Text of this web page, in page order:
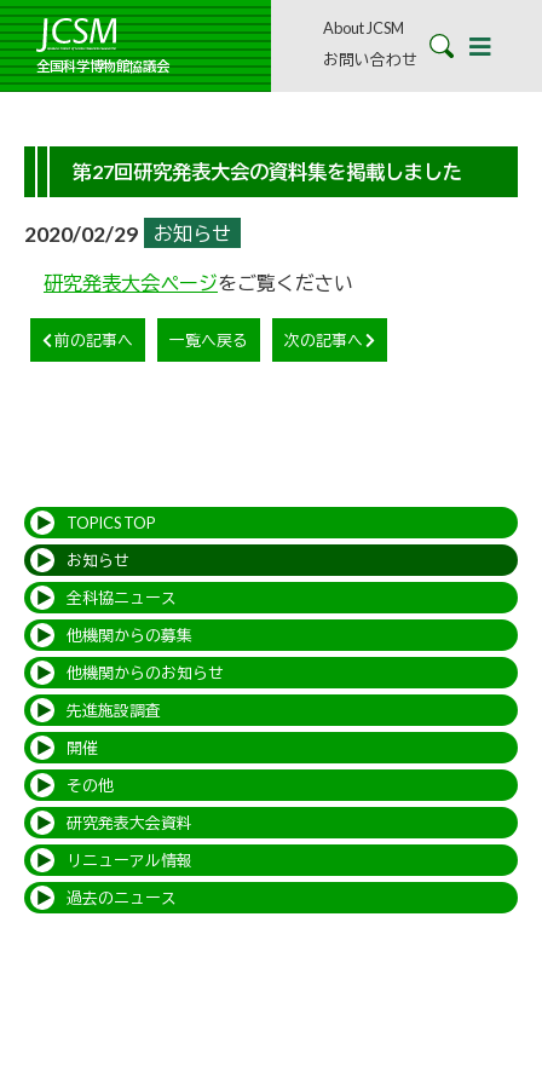
全国科学博物館協議会
About JCSM
お問い合わせ
第27回研究発表大会の資料集を掲載しました
2020/02/29 お知らせ
研究発表大会ページをご覧ください
前の記事へ 一覧へ戻る 次の記事へ
TOPICS TOP
お知らせ
全科協ニュース
他機関からの募集
他機関からのお知らせ
先進施設調査
開催
その他
研究発表大会資料
リニューアル情報
過去のニュース